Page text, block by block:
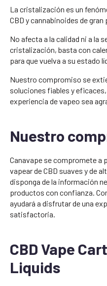
La cristalización es un
CBD y cannabinoides de
No afecta a la calidad ni a la
cristalización, basta con
para que vuelva a su estado
Nuestro compromiso se
soluciones fiables y
experiencia de vapeo sea
Nuestro
Canavape se compromete a
vapear de CBD suaves y de
disponga de la información
productos con confianza.
ayudará a disfrutar de una
satisfactoria.
CBD Vape
Liquids